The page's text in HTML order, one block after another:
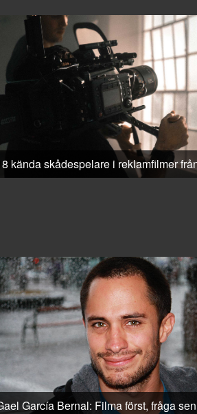
kända skådespelare i reklamfilmer
García Bernal: Filma först, fråga sen